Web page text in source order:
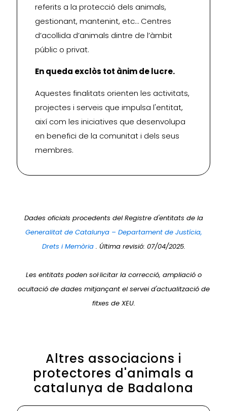
referits a la protecció dels animals,
gestionant, mantenint, etc… Centres
d’acollida d’animals dintre de l’àmbit
públic o privat.
En queda exclòs tot ànim de lucre.
Aquestes finalitats orienten les activitats,
projectes i serveis que impulsa l'entitat,
així com les iniciatives que desenvolupa
en benefici de la comunitat i dels seus
membres.
Dades oficials procedents del Registre d'entitats de la
Generalitat de Catalunya – Departament de Justícia,
Drets i Memòria . Última revisió: 07/04/2025.
Les entitats poden sol·licitar la correcció, ampliació o
ocultació de dades mitjançant el servei d'actualització de
fitxes de XEU.
Altres associacions i
protectores d'animals a
catalunya de Badalona